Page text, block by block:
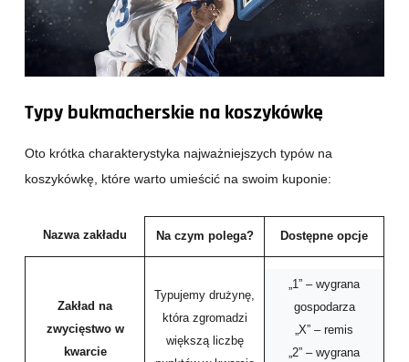
Typy bukmacherskie na koszykówkę
Oto krótka charakterystyka najważniejszych typów na
koszykówkę, które warto umieścić na swoim kuponie:
Nazwa zakładu Na czym polega? Dostępne opcje
Zakład na
zwycięstwo w
kwarcie
Typujemy drużynę,
która zgromadzi
większą liczbę
„1” – wygrana
gospodarza
„X” – remis
„2” – wygrana